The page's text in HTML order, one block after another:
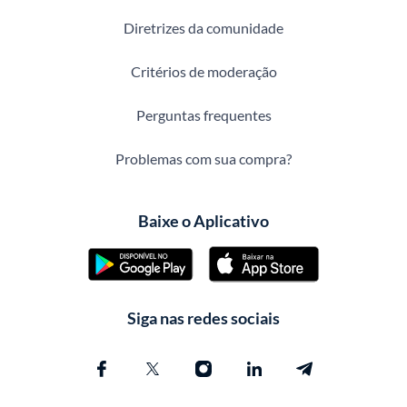
Diretrizes da comunidade
Critérios de moderação
Perguntas frequentes
Problemas com sua compra?
Baixe o Aplicativo
Siga nas redes sociais